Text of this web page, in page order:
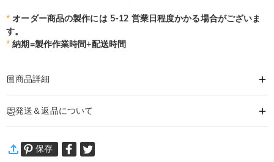
* オーダー商品の製作には 5-12 営業日程度かかる場合がございま
す。
* 納期=製作作業時間+配送時間
商品詳細
オリジナルで気持ちも美味しさも変わるビールジョッキ♪
毎日の晩酌から、居酒屋やビヤホールなどのプロユースにもオススメのジョッ
キです。
誕生日お祝い、還暦のお祝い、父の日など様々なお祝い事に大変お勧めです。
発送＆返品について
万一、ご注文商品にご満足いただけない場合は、商品が到着後60日
保存